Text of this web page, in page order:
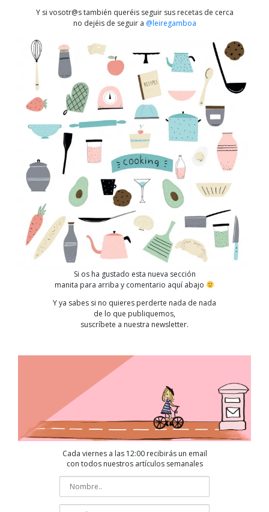
Y si vosotr@s también queréis seguir sus recetas de cerca
no dejéis de seguir a @leiregamboa
Si os ha gustado esta nueva sección
manita para arriba y comentario aquí abajo
Y ya sabes si no quieres perderte nada de nada
de lo que publiquemos,
suscríbete a nuestra newsletter.
Cada viernes a las 12:00 recibirás un email
con todos nuestros artículos semanales